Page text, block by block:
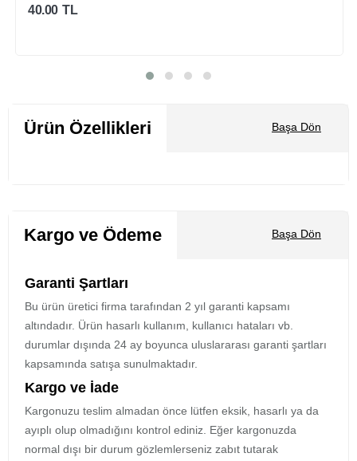
40.00 TL
Ürün Özellikleri Başa Dön
Kargo ve Ödeme Başa Dön
Garanti Şartları
Bu ürün üretici firma tarafından 2 yıl garanti kapsamı
altındadır. Ürün hasarlı kullanım, kullanıcı hataları vb.
durumlar dışında 24 ay boyunca uluslararası garanti şartları
kapsamında satışa sunulmaktadır.
Kargo ve İade
Kargonuzu teslim almadan önce lütfen eksik, hasarlı ya da
ayıplı olup olmadığını kontrol ediniz. Eğer kargonuzda
normal dışı bir durum gözlemlerseniz zabıt tutarak